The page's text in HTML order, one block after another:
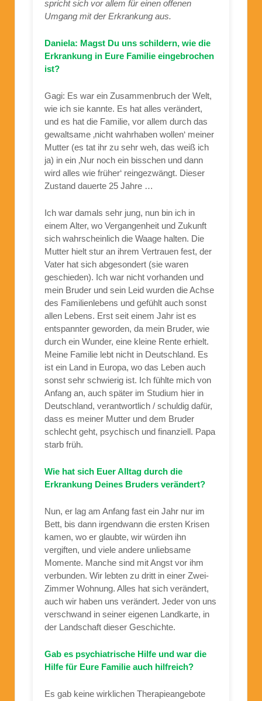
spricht sich vor allem für einen offenen
Umgang mit der Erkrankung aus.
Daniela: Magst Du uns schildern, wie die
Erkrankung in Eure Familie eingebrochen
ist?
Gagi: Es war ein Zusammenbruch der Welt,
wie ich sie kannte. Es hat alles verändert,
und es hat die Familie, vor allem durch das
gewaltsame ‚nicht wahrhaben wollen‘ meiner
Mutter (es tat ihr zu sehr weh, das weiß ich
ja) in ein ‚Nur noch ein bisschen und dann
wird alles wie früher‘ reingezwängt. Dieser
Zustand dauerte 25 Jahre …
Ich war damals sehr jung, nun bin ich in
einem Alter, wo Vergangenheit und Zukunft
sich wahrscheinlich die Waage halten. Die
Mutter hielt stur an ihrem Vertrauen fest, der
Vater hat sich abgesondert (sie waren
geschieden). Ich war nicht vorhanden und
mein Bruder und sein Leid wurden die Achse
des Familienlebens und gefühlt auch sonst
allen Lebens. Erst seit einem Jahr ist es
entspannter geworden, da mein Bruder, wie
durch ein Wunder, eine kleine Rente erhielt.
Meine Familie lebt nicht in Deutschland. Es
ist ein Land in Europa, wo das Leben auch
sonst sehr schwierig ist. Ich fühlte mich von
Anfang an, auch später im Studium hier in
Deutschland, verantwortlich / schuldig dafür,
dass es meiner Mutter und dem Bruder
schlecht geht, psychisch und finanziell. Papa
starb früh.
Wie hat sich Euer Alltag durch die
Erkrankung Deines Bruders verändert?
Nun, er lag am Anfang fast ein Jahr nur im
Bett, bis dann irgendwann die ersten Krisen
kamen, wo er glaubte, wir würden ihn
vergiften, und viele andere unliebsame
Momente. Manche sind mit Angst vor ihm
verbunden. Wir lebten zu dritt in einer Zwei-
Zimmer Wohnung. Alles hat sich verändert,
auch wir haben uns verändert. Jeder von uns
verschwand in seiner eigenen Landkarte, in
der Landschaft dieser Geschichte.
Gab es psychiatrische Hilfe und war die
Hilfe für Eure Familie auch hilfreich?
Es gab keine wirklichen Therapieangebote